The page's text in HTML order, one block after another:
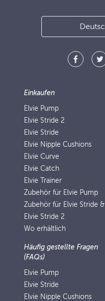
Einkaufen
Elvie Pump
Elvie Stride 2
Elvie Stride
Elvie Nipple Cushions
Elvie Curve
Elvie Catch
Elvie Trainer
Zubehör für Elvie Pump
Zubehör für Elvie Stride &
Elvie Stride 2
Wo erhältlich
Häufig gestellte Fragen
(FAQs)
Elvie Pump
Elvie Stride
Elvie Nipple Cushions